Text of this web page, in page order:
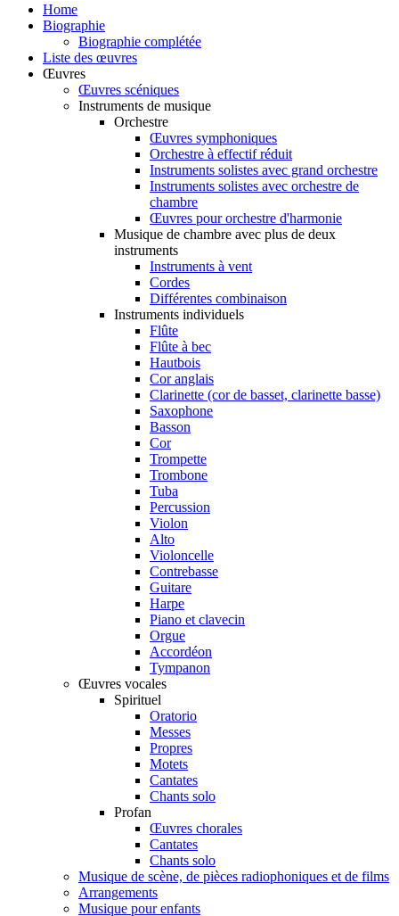
Home
Biographie
Biographie complétée
Liste des œuvres
Œuvres
Œuvres scéniques
Instruments de musique
Orchestre
Œuvres symphoniques
Orchestre à effectif réduit
Instruments solistes avec grand orchestre
Instruments solistes avec orchestre de
chambre
Œuvres pour orchestre d'harmonie
Musique de chambre avec plus de deux
instruments
Instruments à vent
Cordes
Différentes combinaison
Instruments individuels
Flûte
Flûte à bec
Hautbois
Cor anglais
Clarinette (cor de basset, clarinette basse)
Saxophone
Basson
Cor
Trompette
Trombone
Tuba
Percussion
Violon
Alto
Violoncelle
Contrebasse
Guitare
Harpe
Piano et clavecin
Orgue
Accordéon
Tympanon
Œuvres vocales
Spirituel
Oratorio
Messes
Propres
Motets
Cantates
Chants solo
Profan
Œuvres chorales
Cantates
Chants solo
Musique de scène, de pièces radiophoniques et de films
Arrangements
Musique pour enfants